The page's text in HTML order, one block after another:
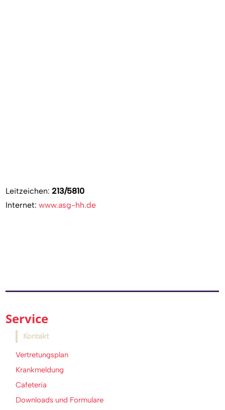
Leitzeichen:213/5810
Internet:www.asg-hh.de
Service
Kontakt
Vertretungsplan
Krankmeldung
Cafeteria
Downloads und Formulare